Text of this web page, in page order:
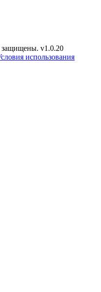
защищены. v1.0.20
использования